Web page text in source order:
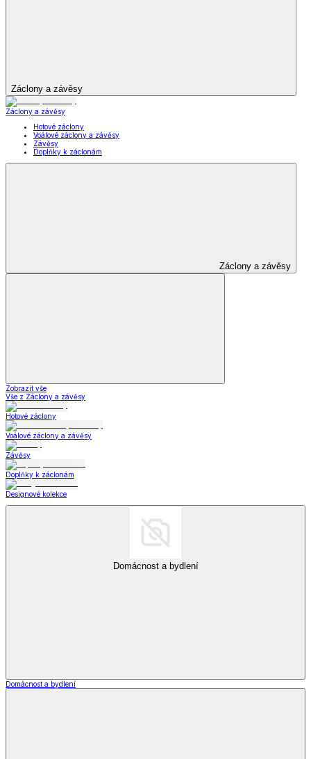
Záclony a závěsy
Záclony a závěsy
Hotové záclony
Voálové záclony a závěsy
Závěsy
Doplňky k záclonám
Záclony a závěsy
Zobrazit vše
Vše z Záclony a závěsy
Hotové záclony
Voálové záclony a závěsy
Závěsy
Doplňky k záclonám
Designové kolekce
Domácnost a bydlení
Domácnost a bydlení